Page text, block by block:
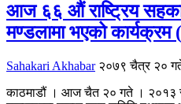
आज ६६ औं राष्ट्रिय
मण्डलामा भएको कार्यक्रम
Sahakari Akhabar २०७९ चैत्र २०
काठमाडौं । आज चैत २० गते । २०१३